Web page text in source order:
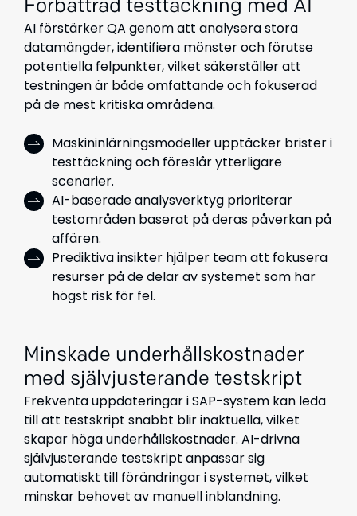
Förbättrad testtäckning med AI
AI förstärker QA genom att analysera stora
datamängder, identifiera mönster och förutse
potentiella felpunkter, vilket säkerställer att
testningen är både omfattande och fokuserad
på de mest kritiska områdena.
Maskininlärningsmodeller upptäcker brister i
testtäckning och föreslår ytterligare
scenarier.
AI-baserade analysverktyg prioriterar
testområden baserat på deras påverkan på
affären.
Prediktiva insikter hjälper team att fokusera
resurser på de delar av systemet som har
högst risk för fel.
Minskade underhållskostnader
med självjusterande testskript
Frekventa uppdateringar i SAP-system kan leda
till att testskript snabbt blir inaktuella, vilket
skapar höga underhållskostnader. AI-drivna
självjusterande testskript anpassar sig
automatiskt till förändringar i systemet, vilket
minskar behovet av manuell inblandning.